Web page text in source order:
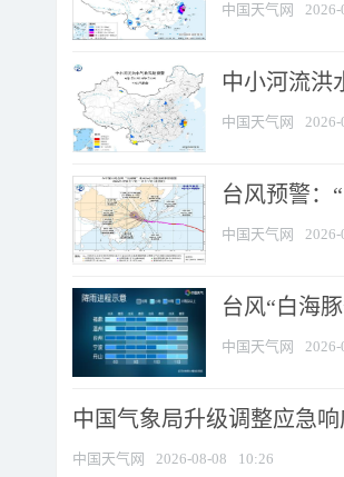
中国天气网 2026-
中小河流洪
中国天气网 2026-
台风预警：
中国天气网 2026-
台风“白海
中国天气网 2026-
中国气象局升级调整应急
中国天气网 2026-08-08 10:26